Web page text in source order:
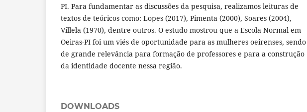
PI. Para fundamentar as discussões da pesquisa, realizamos leituras de
textos de teóricos como: Lopes (2017), Pimenta (2000), Soares (2004),
Villela (1970), dentre outros. O estudo mostrou que a Escola Normal em
Oeiras-PI foi um viés de oportunidade para as mulheres oeirenses, sendo
de grande relevância para formação de professores e para a construção
da identidade docente nessa região.
DOWNLOADS